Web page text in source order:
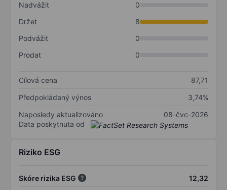
Nadvážit
0
Držet
8
Podvážit
0
Prodat
0
Cílová cena
87,71
Předpokládaný výnos
3,74%
Naposledy aktualizováno
08-čvc-2026
Data poskytnuta od
Riziko ESG
Skóre rizika ESG
12,32